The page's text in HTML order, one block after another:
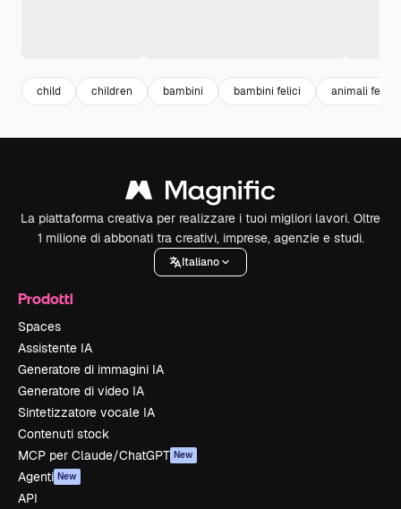
child children bambini bambini felici animali felici
La piattaforma creativa per realizzare i tuoi migliori lavori. Oltre
1 milione di abbonati tra creativi, imprese, agenzie e studi.
Italiano
Prodotti
Spaces
Assistente IA
Generatore di immagini IA
Generatore di video IA
Sintetizzatore vocale IA
Contenuti stock
MCP per Claude/ChatGPT New
Agenti New
API